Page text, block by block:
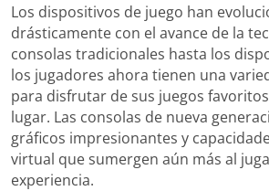
Los dispositivos de juego han
drásticamente con el avance de la
consolas tradicionales hasta los
los jugadores ahora tienen una
para disfrutar de sus juegos
lugar. Las consolas de nueva
gráficos impresionantes y
virtual que sumergen aún más al
experiencia.